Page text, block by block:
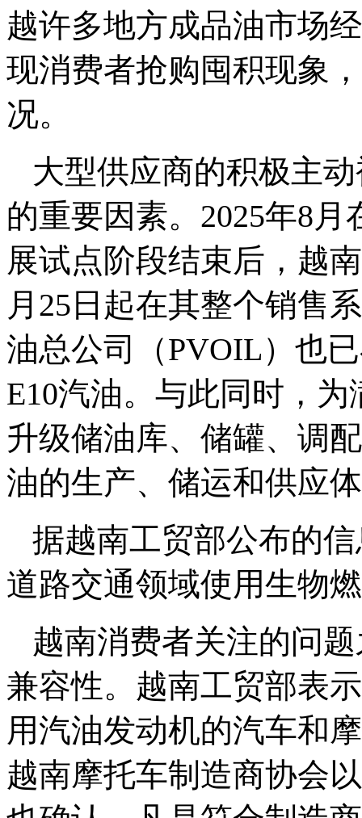
越许多地方成品油市场
现消费者抢购囤积现象
况。
大型供应商的积极主
的重要因素。2025年8
展试点阶段结束后，越
月25日起在其整个销售
油总公司（PVOIL）也
E10汽油。与此同时，
升级储油库、储罐、调
油的生产、储运和供应
据越南工贸部公布的
道路交通领域使用生物
越南消费者关注的问
兼容性。越南工贸部表
用汽油发动机的汽车和
越南摩托车制造商协会